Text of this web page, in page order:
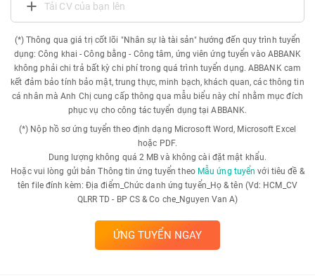
Tải CV của bạn lên
(*) Thông qua giá trị cốt lõi "Nhân sự là tài sản" hướng đến quy trình tuyển
dụng: Công khai - Công bằng - Công tâm, ứng viên ứng tuyển vào ABBANK
không phải chi trả bất kỳ chi phí trong quá trình tuyển dụng. ABBANK cam
kết đảm bảo tính bảo mật, trung thực, minh bạch, khách quan, các thông tin
cá nhân mà Anh Chị cung cấp thông qua mẫu biểu này chỉ nhằm mục đích
phục vụ cho công tác tuyển dụng tại ABBANK.
(*) Nộp hồ sơ ứng tuyển theo định dạng Microsoft Word, Microsoft Excel
hoặc PDF.
Dung lượng không quá 2 MB và không cài đặt mật khẩu.
Hoặc vui lòng gửi bản Thông tin ứng tuyển theo Mẫu ứng tuyển với tiêu đề &
tên file đính kèm: Địa điểm_Chức danh ứng tuyển_Họ & tên (Vd: HCM_CV
QLRR TD - BP CS & Co che_Nguyen Van A)
ỨNG TUYỂN NGAY